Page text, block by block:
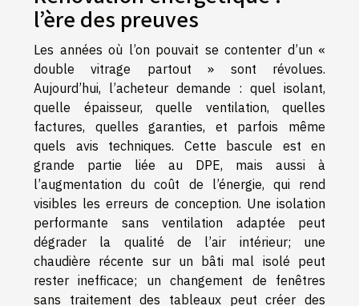
l’ère des preuves
Les années où l’on pouvait se contenter d’un «
double vitrage partout » sont révolues.
Aujourd’hui, l’acheteur demande : quel isolant,
quelle épaisseur, quelle ventilation, quelles
factures, quelles garanties, et parfois même
quels avis techniques. Cette bascule est en
grande partie liée au DPE, mais aussi à
l’augmentation du coût de l’énergie, qui rend
visibles les erreurs de conception. Une isolation
performante sans ventilation adaptée peut
dégrader la qualité de l’air intérieur; une
chaudière récente sur un bâti mal isolé peut
rester inefficace; un changement de fenêtres
sans traitement des tableaux peut créer des